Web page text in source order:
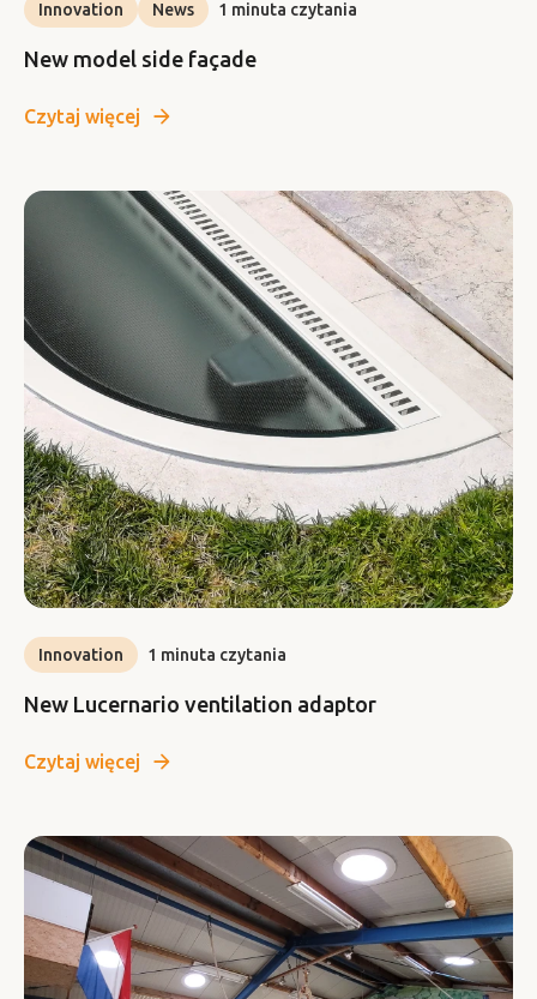
Innovation News 1 minuta czytania
New model side façade
Czytaj więcej
Innovation 1 minuta czytania
New Lucernario ventilation adaptor
Czytaj więcej